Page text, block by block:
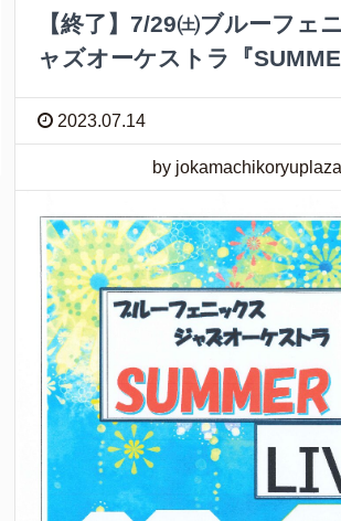
【終了】7/29㈯ブルーフェ
ャズオーケストラ『
2023.07.14
by jokamachikoryuplaza